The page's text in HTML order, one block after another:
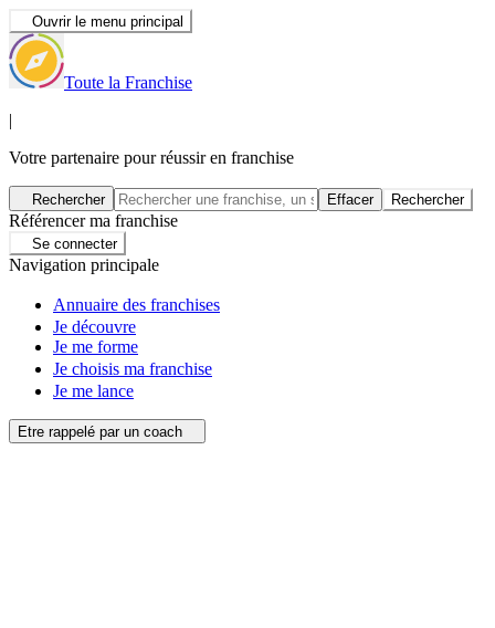
Ouvrir le menu principal
Toute la Franchise
|
Votre partenaire pour réussir en franchise
Rechercher Effacer Rechercher
Référencer ma franchise
Se connecter
Navigation principale
Annuaire des franchises
Je découvre
Je me forme
Je choisis ma franchise
Je me lance
Etre rappelé par un coach